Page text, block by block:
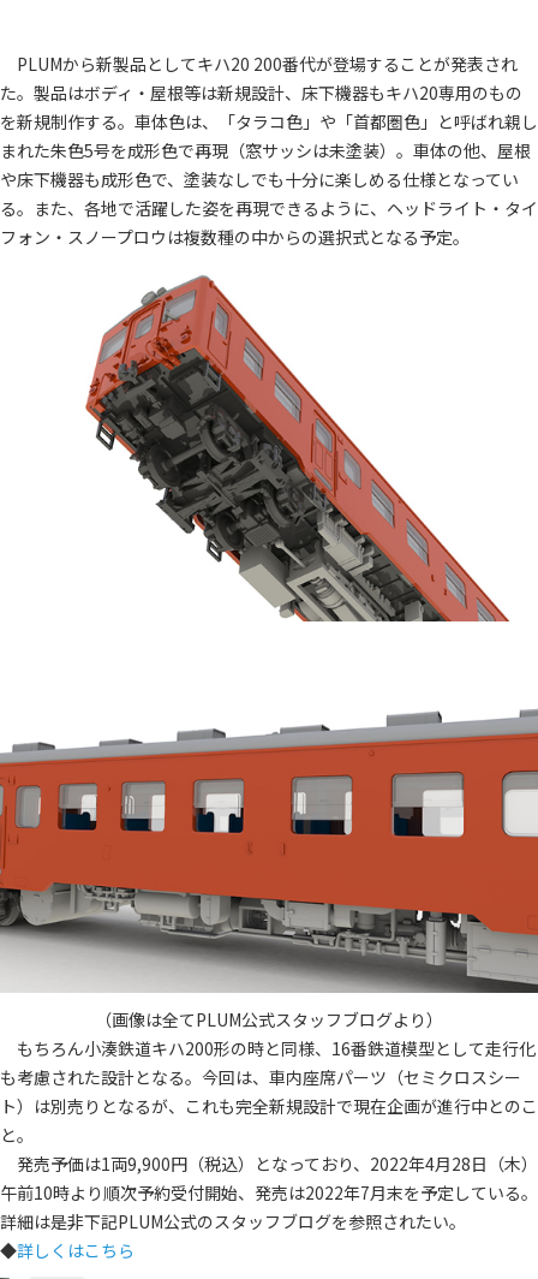
PLUMから新製品としてキハ20 200番代が登場することが発表され
た。製品はボディ・屋根等は新規設計、床下機器もキハ20専用のもの
を新規制作する。車体色は、「タラコ色」や「首都圏色」と呼ばれ親し
まれた朱色5号を成形色で再現（窓サッシは未塗装）。車体の他、屋根
や床下機器も成形色で、塗装なしでも十分に楽しめる仕様となってい
る。また、各地で活躍した姿を再現できるように、ヘッドライト・タイ
フォン・スノープロウは複数種の中からの選択式となる予定。
（画像は全てPLUM公式スタッフブログより）
もちろん小湊鉄道キハ200形の時と同様、16番鉄道模型として走行化
も考慮された設計となる。今回は、車内座席パーツ（セミクロスシー
ト）は別売りとなるが、これも完全新規設計で現在企画が進行中とのこ
と。
発売予価は1両9,900円（税込）となっており、2022年4月28日（木）
午前10時より順次予約受付開始、発売は2022年7月末を予定している。
詳細は是非下記PLUM公式のスタッフブログを参照されたい。
◆詳しくはこちら